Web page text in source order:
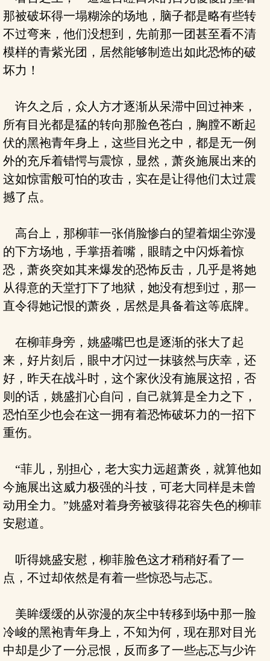
那被破坏得一塌糊涂的场地，脑子都是略有些转
不过弯来，他们没想到，先前那一团甚至看不清
模样的青紫光团，居然能够制造出如此恐怖的破
坏力！
许久之后，众人方才逐渐从呆滞中回过神来，
所有目光都是猛的转向那脸色苍白，胸膛不断起
伏的黑袍青年身上，这些目光之中，都是无一例
外的充斥着错愕与震惊，显然，萧炎施展出来的
这如惊雷般可怕的攻击，实在是让得他们太过震
撼了点。
高台上，那柳菲一张俏脸惨白的望着烟尘弥漫
的下方场地，手掌捂着嘴，眼睛之中闪烁着惊
恐，萧炎突如其来爆发的恐怖反击，几乎是将她
从得意的天堂打下了地狱，她没有想到过，那一
直令得她记恨的萧炎，居然是具备着这等底牌。
在柳菲身旁，姚盛嘴巴也是逐渐的张大了起
来，好片刻后，眼中才闪过一抹骇然与庆幸，还
好，昨天在战斗时，这个家伙没有施展这招，否
则的话，姚盛扪心自问，自己就算是全力之下，
恐怕至少也会在这一拥有着恐怖破坏力的一招下
重伤。
“菲儿，别担心，老大实力远超萧炎，就算他如
今施展出这威力极强的斗技，可老大同样是未曾
动用全力。”姚盛对着身旁被骇得花容失色的柳菲
安慰道。
听得姚盛安慰，柳菲脸色这才稍稍好看了一
点，不过却依然是有着一些惊恐与忐忑。
美眸缓缓的从弥漫的灰尘中转移到场中那一脸
冷峻的黑袍青年身上，不知为何，现在那对目光
中却是少了一分忌恨，反而多了一些忐忑与少许